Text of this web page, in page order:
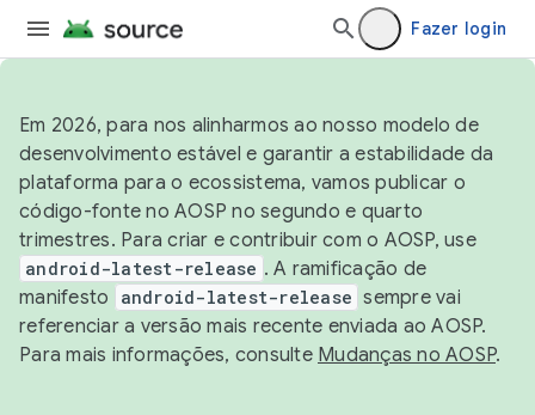
Fazer login
Em 2026, para nos alinharmos ao nosso modelo de
desenvolvimento estável e garantir a estabilidade da
plataforma para o ecossistema, vamos publicar o
código-fonte no AOSP no segundo e quarto
trimestres. Para criar e contribuir com o AOSP, use
android-latest-release . A ramificação de
manifesto
android-latest-release sempre vai
referenciar a versão mais recente enviada ao AOSP.
Para mais informações, consulte Mudanças no AOSP.